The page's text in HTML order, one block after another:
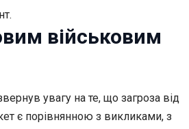
військовим
увагу на те, що загроза від
є порівнянною з викликами, з